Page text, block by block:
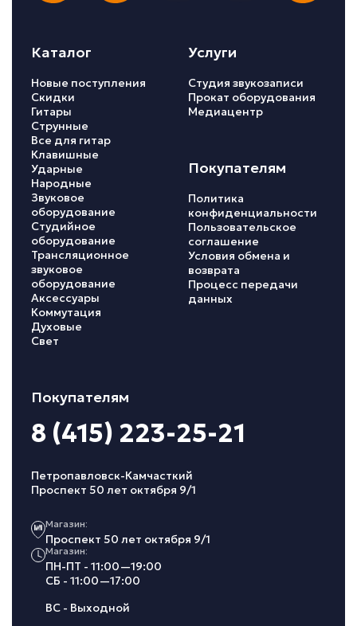
Каталог
Новые поступления
Скидки
Гитары
Струнные
Все для гитар
Клавишные
Ударные
Народные
Звуковое
оборудование
Студийное
оборудование
Трансляционное
звуковое
оборудование
Аксессуары
Коммутация
Духовые
Свет
Услуги
Студия звукозаписи
Прокат оборудования
Медиацентр
Покупателям
Политика
конфиденциальности
Пользовательское
соглашение
Условия обмена и
возврата
Процесс передачи
данных
Покупателям
8 (415) 223-25-21
Петропавловск-Камчасткий
Проспект 50 лет октября 9/1
Магазин:
Проспект 50 лет октября 9/1
Магазин:
ПН-ПТ - 11:00—19:00
СБ - 11:00—17:00
ВС - Выходной